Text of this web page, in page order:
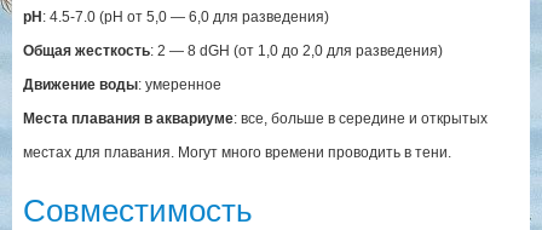
pH : 4.5-7.0 (рН от 5,0 — 6,0 для разведения)
Общая жесткость: 2 — 8 dGH (от 1,0 до 2,0 для разведения)
Движение воды: умеренное
Места плавания в аквариуме: все, больше в середине и открытых
местах для плавания. Могут много времени проводить в тени.
Совместимость